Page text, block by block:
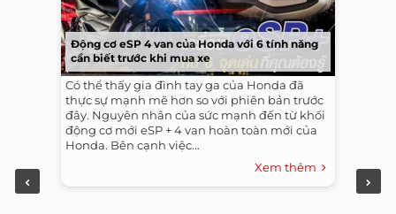
Động cơ eSP 4 van của Honda với 6 tính năng
cần biết trước khi mua xe
Có thể thấy gia đình tay ga của Honda đã
thực sự mạnh mẽ hơn so với phiên bản trước
đây. Nguyên nhân của sức mạnh đến từ khối
động cơ mới eSP + 4 van hoàn toàn mới của
Honda. Bên cạnh việc...
Xem thêm